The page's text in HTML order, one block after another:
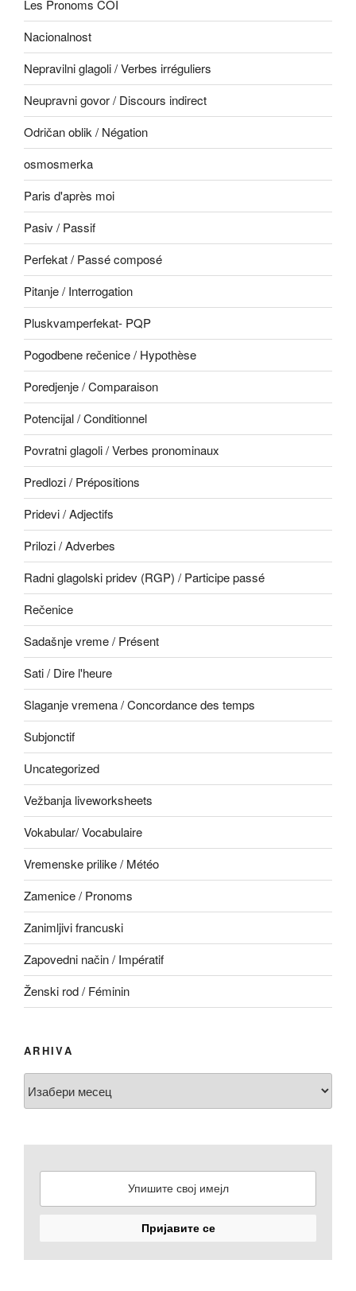
Les Pronoms COI
Nacionalnost
Nepravilni glagoli / Verbes irréguliers
Neupravni govor / Discours indirect
Odričan oblik / Négation
osmosmerka
Paris d'après moi
Pasiv / Passif
Perfekat / Passé composé
Pitanje / Interrogation
Pluskvamperfekat- PQP
Pogodbene rečenice / Hypothèse
Poredjenje / Comparaison
Potencijal / Conditionnel
Povratni glagoli / Verbes pronominaux
Predlozi / Prépositions
Pridevi / Adjectifs
Prilozi / Adverbes
Radni glagolski pridev (RGP) / Participe passé
Rečenice
Sadašnje vreme / Présent
Sati / Dire l'heure
Slaganje vremena / Concordance des temps
Subjonctif
Uncategorized
Vežbanja liveworksheets
Vokabular/ Vocabulaire
Vremenske prilike / Météo
Zamenice / Pronoms
Zanimljivi francuski
Zapovedni način / Impératif
Ženski rod / Féminin
ARHIVA